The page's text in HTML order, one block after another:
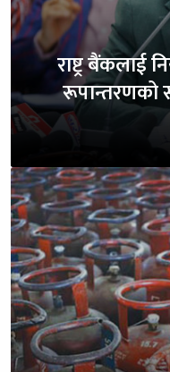
राष्ट्र बैंकलाई
रूपान्तरणको